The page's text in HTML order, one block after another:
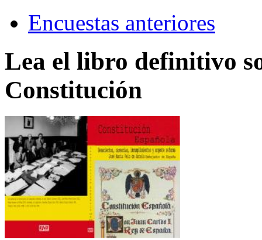
Encuestas anteriores
Lea el libro definitivo
Constitución